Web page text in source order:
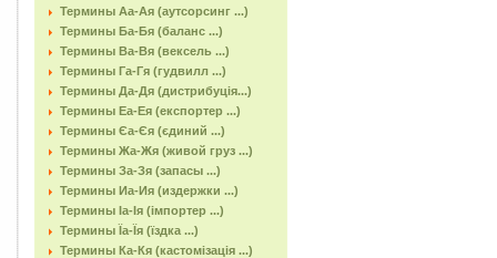
Термины Аа-Ая (аутсорсинг ...)
Термины Ба-Бя (баланс ...)
Термины Ва-Вя (вексель ...)
Термины Га-Гя (гудвилл ...)
Термины Да-Дя (дистрибуція...)
Термины Еа-Ея (експортер ...)
Термины Єа-Єя (єдиний ...)
Термины Жа-Жя (живой груз ...)
Термины За-Зя (запасы ...)
Термины Иа-Ия (издержки ...)
Термины Іа-Ія (імпортер ...)
Термины Їа-Їя (їздка ...)
Термины Ка-Кя (кастомізація ...)